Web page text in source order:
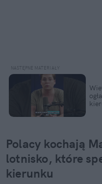
Polacy kochają
lotnisko, które
kierunku